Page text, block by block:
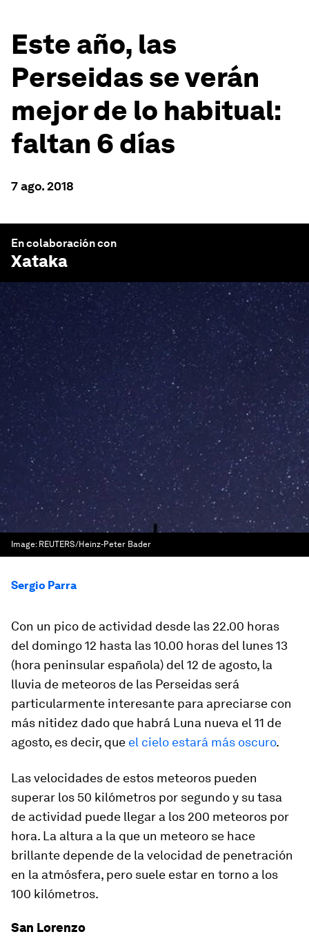
Este año, las
Perseidas se verán
mejor de lo habitual:
faltan 6 días
7 ago. 2018
En colaboración con
Xataka
Image: REUTERS/Heinz-Peter Bader
Sergio Parra
Con un pico de actividad desde las 22.00 horas
del domingo 12 hasta las 10.00 horas del lunes 13
(hora peninsular española) del 12 de agosto, la
lluvia de meteoros de las Perseidas será
particularmente interesante para apreciarse con
más nitidez dado que habrá Luna nueva el 11 de
agosto, es decir, que el cielo estará más oscuro.
Las velocidades de estos meteoros pueden
superar los 50 kilómetros por segundo y su tasa
de actividad puede llegar a los 200 meteoros por
hora. La altura a la que un meteoro se hace
brillante depende de la velocidad de penetración
en la atmósfera, pero suele estar en torno a los
100 kilómetros.
San Lorenzo